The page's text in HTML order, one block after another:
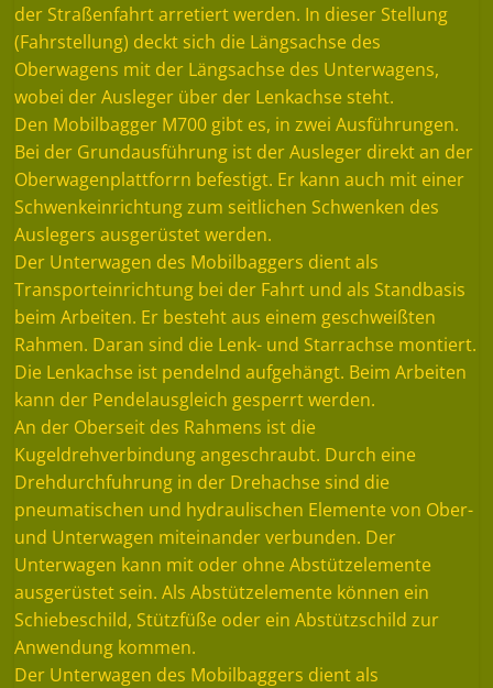
der Straßenfahrt arretiert werden. In dieser Stellung
(Fahrstellung) deckt sich die Längsachse des
Oberwagens mit der Längsachse des Unterwagens,
wobei der Ausleger über der Lenkachse steht.
Den Mobilbagger M700 gibt es, in zwei Ausführungen.
Bei der Grundausführung ist der Ausleger direkt an der
Oberwagenplattforrn befestigt. Er kann auch mit einer
Schwenkeinrichtung zum seitlichen Schwenken des
Auslegers ausgerüstet werden.
Der Unterwagen des Mobilbaggers dient als
Transporteinrichtung bei der Fahrt und als Standbasis
beim Arbeiten. Er besteht aus einem geschweißten
Rahmen. Daran sind die Lenk- und Starrachse montiert.
Die Lenkachse ist pendelnd aufgehängt. Beim Arbeiten
kann der Pendelausgleich gesperrt werden.
An der Oberseit des Rahmens ist die
Kugeldrehverbindung angeschraubt. Durch eine
Drehdurchfuhrung in der Drehachse sind die
pneumatischen und hydraulischen Elemente von Ober-
und Unterwagen miteinander verbunden. Der
Unterwagen kann mit oder ohne Abstützelemente
ausgerüstet sein. Als Abstützelemente können ein
Schiebeschild, Stützfüße oder ein Abstützschild zur
Anwendung kommen.
Der Unterwagen des Mobilbaggers dient als